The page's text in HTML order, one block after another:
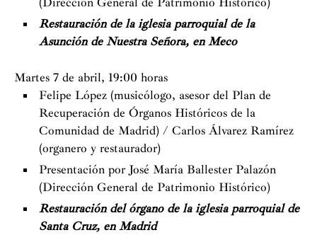
Restauración de la iglesia parroquial de la
Asunción de Nuestra Señora, en Meco
Martes 7 de abril, 19:00 horas
Felipe López (musicólogo, asesor del Plan de
Recuperación de Órganos Históricos de la
Comunidad de Madrid) / Carlos Álvarez Ramírez
(organero y restaurador)
Presentación por José María Ballester Palazón
(Dirección General de Patrimonio Histórico)
Restauración del órgano de la iglesia parroquial de
Santa Cruz, en Madrid